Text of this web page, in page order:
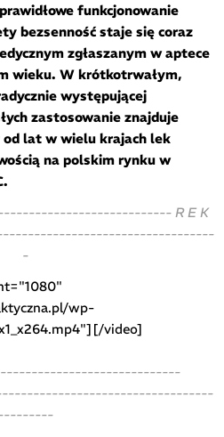
funkcjonowanie
bezsenność staje się coraz
zgłaszanym w aptece
wieku. W krótkotrwałym,
występującej
zastosowanie znajduje
od lat w wielu krajach lek
na polskim rynku w
R E K
-
wp-
video]